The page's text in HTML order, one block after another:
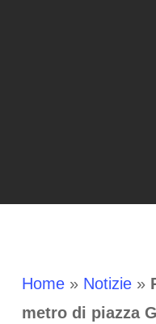
Home» Notizie»
metro di piazza